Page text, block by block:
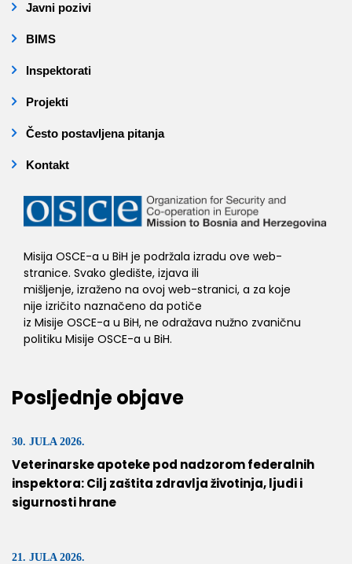
Javni pozivi
BIMS
Inspektorati
Projekti
Često postavljena pitanja
Kontakt
Misija OSCE-a u BiH je podržala izradu ove web-
stranice. Svako gledište, izjava ili
mišljenje, izraženo na ovoj web-stranici, a za koje
nije izričito naznačeno da potiče
iz Misije OSCE-a u BiH, ne odražava nužno zvaničnu
politiku Misije OSCE-a u BiH.
Posljednje objave
30. JULA 2026.
Veterinarske apoteke pod nadzorom federalnih
inspektora: Cilj zaštita zdravlja životinja, ljudi i
sigurnosti hrane
21. JULA 2026.